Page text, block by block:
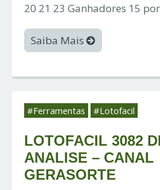
20 21 23 Ganhadores 15
Saiba Mais
#Ferramentas #Lotofacil
LOTOFACIL 3082
ANALISE – CANAL
GERASORTE